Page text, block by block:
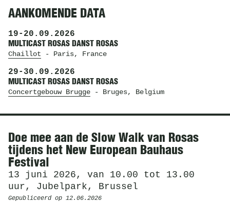
AANKOMENDE DATA
19- 20.09.2026
MULTICAST ROSAS DANST ROSAS
Chaillot - Paris, France
29- 30.09.2026
MULTICAST ROSAS DANST ROSAS
Concertgebouw Brugge- Bruges, Belgium
Nieuws
Doe mee aan de Slow Walk van Rosas
tijdens het New European Bauhaus
Festival
13 juni 2026, van 10.00 tot 13.00
uur, Jubelpark, Brussel
Gepubliceerd op 12.06.2026